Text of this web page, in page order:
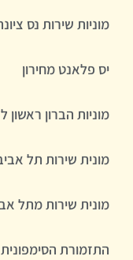
מוניות שירות נס
יס פלאנט מחירון
מוניות הברון ראשון
מונית שירות תל
מונית שירות מתל
התזמורת הסימפונית